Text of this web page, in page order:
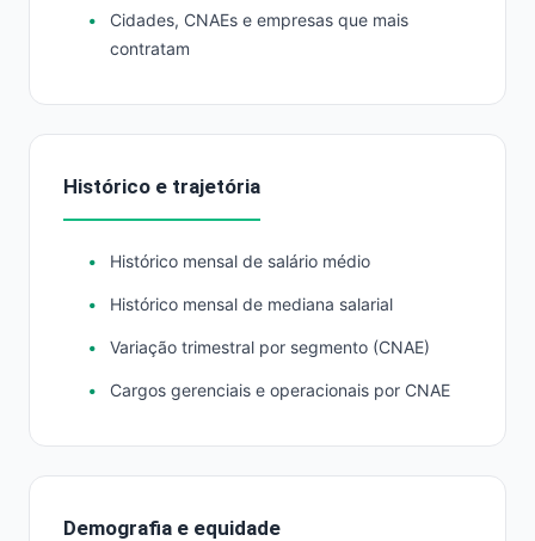
Cidades, CNAEs e empresas que mais
contratam
Histórico e trajetória
Histórico mensal de salário médio
Histórico mensal de mediana salarial
Variação trimestral por segmento (CNAE)
Cargos gerenciais e operacionais por CNAE
Demografia e equidade